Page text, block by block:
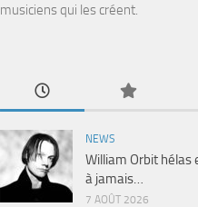
musiciens qui les créent.
NEWS
William Orbit hélas
à jamais…
7 AOÛT 2026